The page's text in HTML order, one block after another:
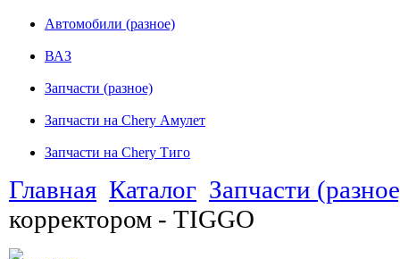
Автомобили (разное)
ВАЗ
Запчасти (разное)
Запчасти на Chery Амулет
Запчасти на Chery Тиго
Главная Каталог Запчасти
корректором - TIGGO